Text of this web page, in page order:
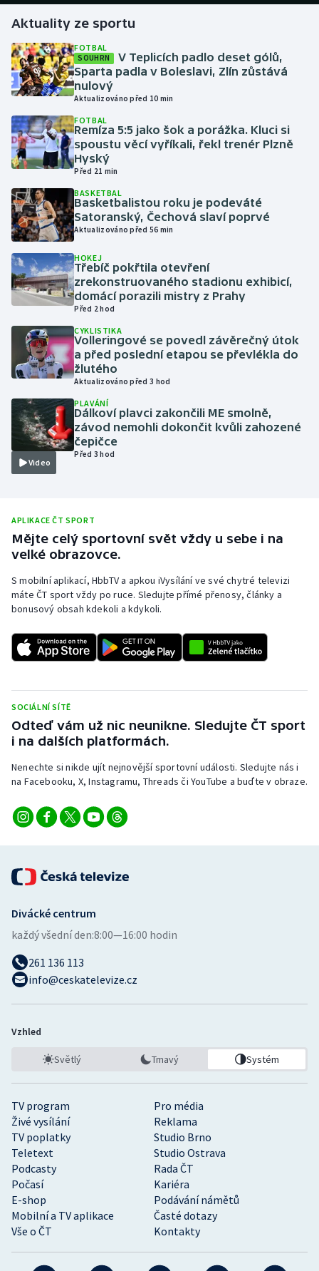
Gymnastika
Házená
Jezdectví
Judo
Krasobruslení
Lezení
Lyže a snowboard
Moderní pětiboj
Motorsport
Olympijské hry
Parasport
Plavání
Plážový volejbal
Ragby
Rychlostní kanoistika
Short track
Sportovní střelba
Stolní tenis
Veslování
Vodní slalom
Volejbal
Ostatní
Aktuality ze sportu
FOTBAL
SOUHRN
V Teplicích padlo deset gólů,
Sparta padla v Boleslavi, Zlín zůstává
nulový
Aktualizováno před 10 min
FOTBAL
Remíza 5:5 jako šok a porážka. Kluci si
spoustu věcí vyříkali, řekl trenér Plzně
Hyský
Před 21 min
BASKETBAL
Basketbalistou roku je podeváté
Satoranský, Čechová slaví poprvé
Aktualizováno před 56 min
HOKEJ
Třebíč pokřtila otevření
zrekonstruovaného stadionu exhibicí,
domácí porazili mistry z Prahy
Před 2 hod
CYKLISTIKA
Volleringové se povedl závěrečný útok
a před poslední etapou se převlékla do
žlutého
Aktualizováno před 3 hod
Video
PLAVÁNÍ
Dálkoví plavci zakončili ME smolně,
závod nemohli dokončit kvůli zahozené
čepičce
Před 3 hod
APLIKACE ČT SPORT
Mějte celý sportovní svět vždy u sebe i na
velké obrazovce.
S mobilní aplikací, HbbTV a apkou iVysílání ve své chytré televizi
máte ČT sport vždy po ruce. Sledujte přímé přenosy, články a
bonusový obsah kdekoli a kdykoli.
SOCIÁLNÍ SÍTĚ
Odteď vám už nic neunikne. Sledujte ČT sport
i na dalších platformách.
Nenechte si nikde ujít nejnovější sportovní události. Sledujte nás i
na Facebooku, X, Instagramu, Threads či YouTube a buďte v obraze.
TV program
Pro média
Živé vysílání
Reklama
TV poplatky
Studio Brno
Teletext
Studio Ostrava
Podcasty
Rada ČT
Počasí
Kariéra
E-shop
Podávání námětů
Mobilní a TV aplikace
Časté dotazy
Vše o ČT
Kontakty
Divácké centrum
každý všední den:8:00—16:00 hodin
261 136 113
info@ceskatelevize.cz
Vzhled
Světlý Tmavý Systém